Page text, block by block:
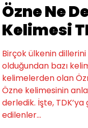
Özne Ne
Kelimesi
Birçok ülkenin
olduğundan bazı
kelimelerden olan
Özne kelimesinin
derledik. İşte,
edilenler...